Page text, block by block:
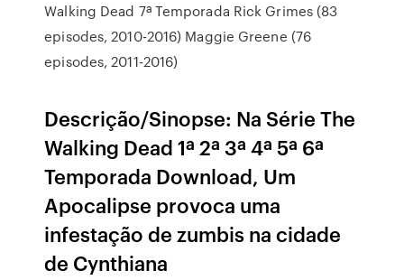
Walking Dead 7ª Temporada Rick Grimes (83
episodes, 2010-2016) Maggie Greene (76
episodes, 2011-2016)
Descrição/Sinopse: Na Série The
Walking Dead 1ª 2ª 3ª 4ª 5ª 6ª
Temporada Download, Um
Apocalipse provoca uma
infestação de zumbis na cidade
de Cynthiana